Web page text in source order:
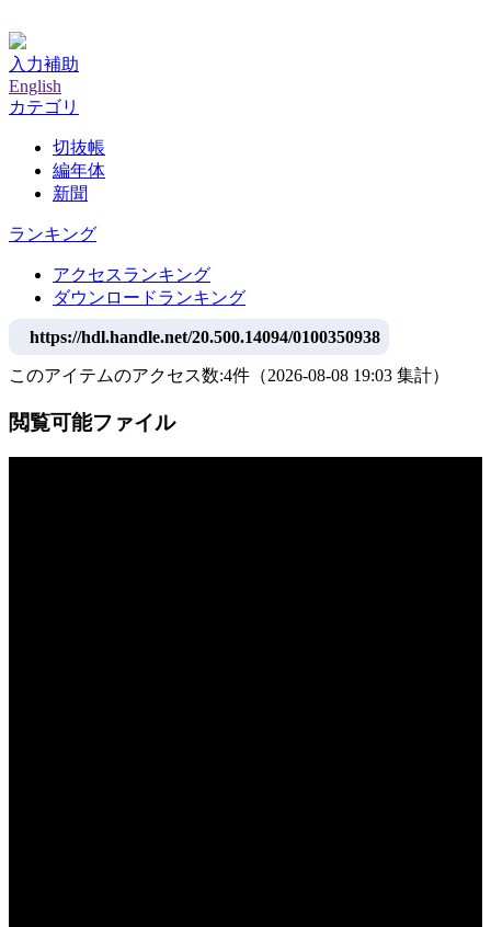
入力補助
English
カテゴリ
切抜帳
編年体
新聞
ランキング
アクセスランキング
ダウンロードランキング
https://hdl.handle.net/20.500.14094/0100350938
このアイテムのアクセス数:4件 （2026-08-08 19:03 集計）
閲覧可能ファイル